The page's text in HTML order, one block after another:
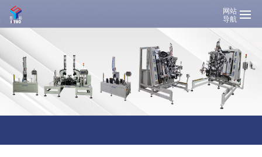
网站
导航